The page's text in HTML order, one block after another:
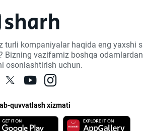
kompaniyalar haqida eng yaxshi
vazifamiz boshqa
osonlashtirish uchun.
quvvatlash xizmati